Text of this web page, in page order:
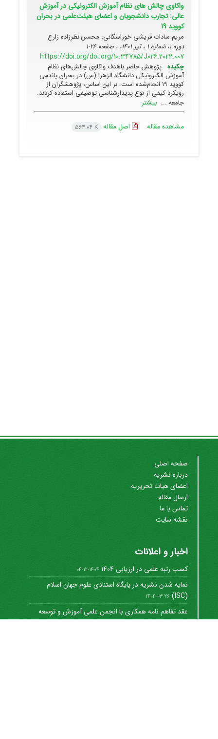
واکاوی چالش های نظام آموزش الکترونیکی در آموزش
عالی: تجارب دانشجویان و اعضای هیئت‌علمی در بحران
کووید 19
مریم سادات قریشی خوراسگانی؛ محسن نظرزاده زارع
دوره 1، شماره 1 ، تیر 1401، ، صفحه
26-1
https://doi.org/doi.org/10.34785/J026.2022.007
چکیده پژوهش حاضر باهدف واکاوی چالش‌های نظام
آموزش الکترونیکی دانشگاه الزهرا (س) در بحران پاندمی
کووید 19 انجام‌شده است. بر این اساس، پژوهشگران از
رویکرد کیفی از نوع پدیدارشناسی توصیفی استفاده کردند.
جامعه ... بیشتر
مشاهده مقاله اصل مقاله 564.04 K
صفحه اصلی
درباره نشریه
اعضای هیات تحریریه
ارسال مقاله
تماس با ما
نقشه سایت
اخبار و اعلانات
کسب رتبه علمی در ارزیابی 1404 1404-12-04
نمایه شدن نشریه در پایگاه استنادی علوم جهان اسلام
(ISC)
1404-03-26
عقد تفاهم نامه همکاری با انجمن علمی آموزش و توسعه
منابع ...